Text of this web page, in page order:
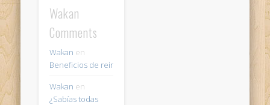
Wakan
Comments
Wakan en
Beneficios de reir
Wakan en
¿Sabías todas